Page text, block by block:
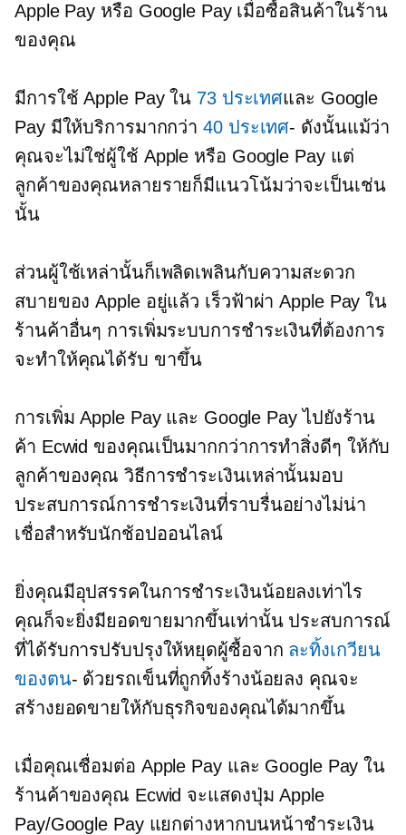
Apple Pay หรือ Google Pay เมื่อซื้อสินค้าในร้าน
ของคุณ
มีการใช้ Apple Pay ใน 73 ประเทศและ Google
Pay มีให้บริการมากกว่า40 ประเทศ- ดังนั้นแม้ว่า
คุณจะไม่ใช่ผู้ใช้ Apple หรือ Google Pay แต่
ลูกค้าของคุณหลายรายก็มีแนวโน้มว่าจะเป็นเช่น
นั้น
ส่วนผู้ใช้เหล่านั้นก็เพลิดเพลินกับความสะดวก
สบายของ Apple อยู่แล้ว เร็วฟ้าผ่า Apple Pay ใน
ร้านค้าอื่นๆ การเพิ่มระบบการชำระเงินที่ต้องการ
จะทำให้คุณได้รับ ขาขึ้น
การเพิ่ม Apple Pay และ Google Pay ไปยังร้าน
ค้า Ecwid ของคุณเป็นมากกว่าการทำสิ่งดีๆ ให้กับ
ลูกค้าของคุณ วิธีการชำระเงินเหล่านั้นมอบ
ประสบการณ์การชำระเงินที่ราบรื่นอย่างไม่น่า
เชื่อสำหรับนักช้อปออนไลน์
ยิ่งคุณมีอุปสรรคในการชำระเงินน้อยลงเท่าไร
คุณก็จะยิ่งมียอดขายมากขึ้นเท่านั้น ประสบการณ์
ที่ได้รับการปรับปรุงให้หยุดผู้ซื้อจาก ละทิ้งเกวียน
ของตน- ด้วยรถเข็นที่ถูกทิ้งร้างน้อยลง คุณจะ
สร้างยอดขายให้กับธุรกิจของคุณได้มากขึ้น
เมื่อคุณเชื่อมต่อ Apple Pay และ Google Pay ใน
ร้านค้าของคุณ Ecwid จะแสดงปุ่ม Apple
Pay/Google Pay แยกต่างหากบนหน้าชำระเงิน